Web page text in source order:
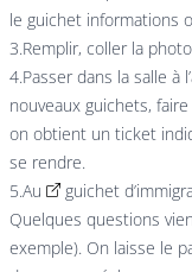
le guichet informations
3.Remplir, coller la
4.Passer dans la salle à
nouveaux guichets,
on obtient un ticket
se rendre.
5.Au
guichet
Quelques questions
exemple). On laisse le